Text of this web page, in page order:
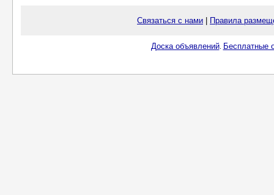
Связаться с нами Правила
Доска объявлений. Бесплатные